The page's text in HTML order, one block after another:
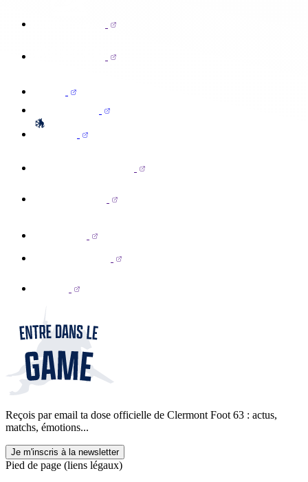
Reçois par email ta dose officielle de Clermont Foot 63 : actus,
matchs, émotions...
Je m'inscris à la newsletter
Pied de page (liens légaux)